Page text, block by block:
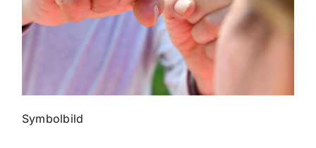
Themen und Termine
Gewinnspiele
Symbolbild